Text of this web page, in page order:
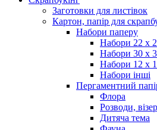
Заготовки для листівок
Картон, папір для
Набори паперу
Набори 22 х
Набори 30 х
Набори 12 х
Набори інші
Пергаментний
Флора
Розводи,
Дитяча тема